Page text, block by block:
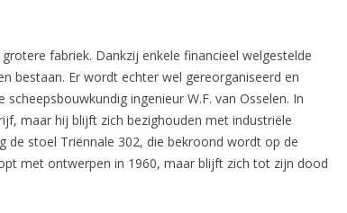
fabriek. Dankzij enkele financieel welgestelde
bestaan. Er wordt echter wel gereorganiseerd en
ingenieur W.F. van Osselen. In
maar hij blijft zich bezighouden met industriële
de stoel Triënnale 302, die bekroond wordt op de
met ontwerpen in 1960, maar blijft zich tot zijn dood